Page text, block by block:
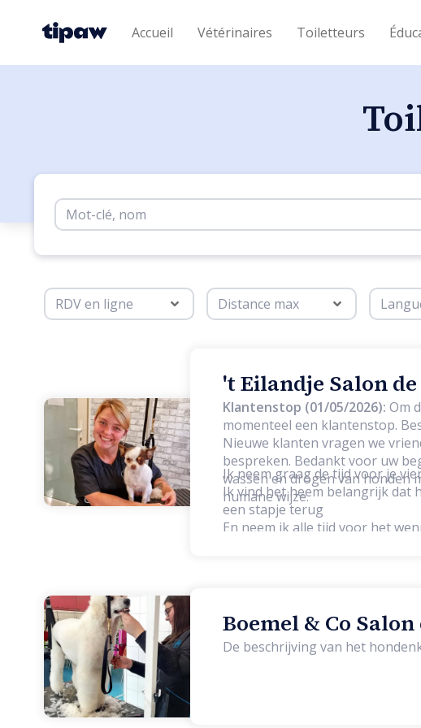
Accueil Vétérinaires Toiletteurs
't Eilandje Salon
Klantenstop (01/05/2026): Om
momenteel een klantenstop.
Nieuwe klanten vragen we
bespreken. Bedankt voor uw begrip. Bij mij kan je terecht voor het ontwollen,
wassen en drogen van honden
humane wijze.
Ik neem graag de tijd voor je
Ik vind het heem belangrijk dat
een stapje terug
En neem ik alle tijd voor het
Boemel & Co
De beschrijving van het